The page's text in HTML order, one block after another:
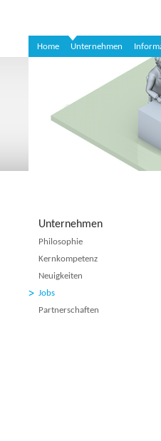
Home Unternehmen
Unternehmen
Philosophie
Kernkompetenz
Neuigkeiten
Jobs
Partnerschaften